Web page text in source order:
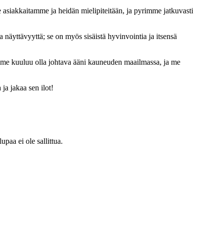
ja heidän mielipiteitään, ja pyrimme jatkuvasti
se on myös sisäistä hyvinvointia ja itsensä
kuuluu olla johtava ääni kauneuden maailmassa, ja me
ja jakaa sen ilot!
ei ole sallittua.